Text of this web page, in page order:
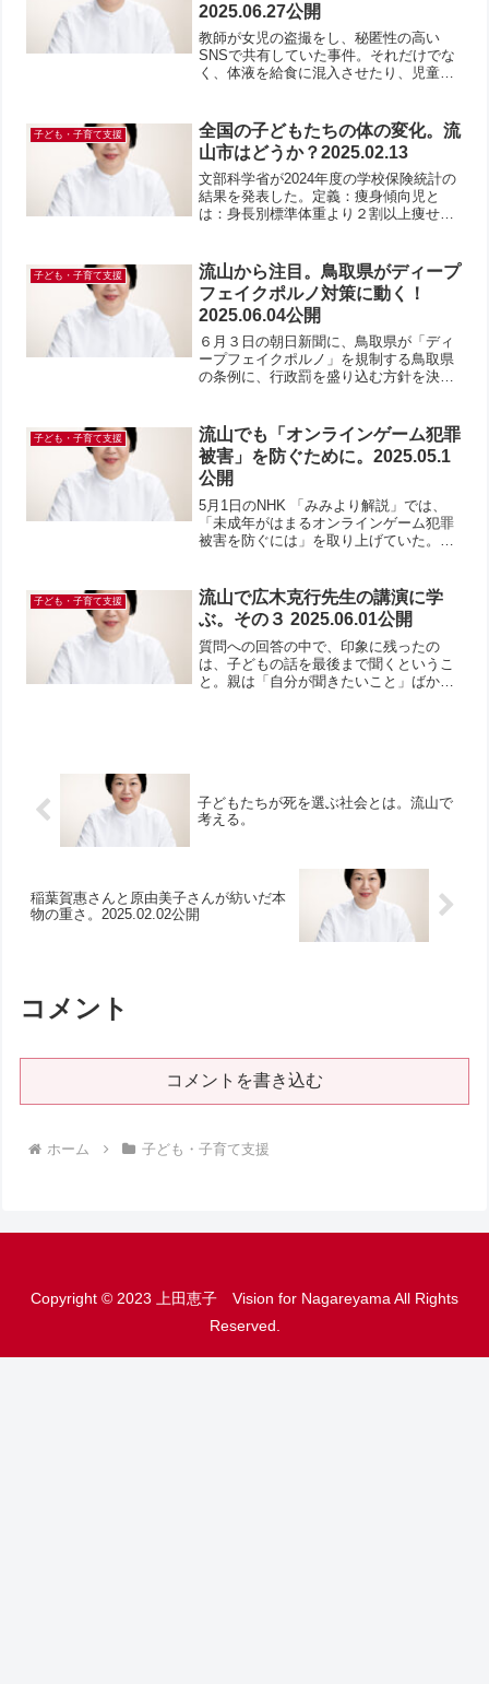
2025.06.27公開
教師が女児の盗撮をし、秘匿性の高い
SNSで共有していた事件。それだけでな
く、体液を給食に混入させたり、児童の
まったことでもないように思うが、子ど
もを守るべき存在である先...
子ども・子育て支援
全国の子どもたちの体の変化。流
山市はどうか？2025.02.13
文部科学省が2024年度の学校保険統計の
結果を発表した。定義：痩身傾向児と
は：身長別標準体重より２割以上痩せて
す。集計方法が違う新型コロナ期20年
度〜23年度を除くと、...
子ども・子育て支援
流山から注目。鳥取県がディープ
フェイクポルノ対策に動く！
2025.06.04公開
６月３日の朝日新聞に、鳥取県が「ディ
ープフェイクポルノ」を規制する鳥取県
の条例に、行政罰を盛り込む方針を決め
成AIを悪用して、実在する子どものわい
せつな画像や動画をつくるこ...
子ども・子育て支援
流山でも「オンラインゲーム犯罪
被害」を防ぐために。2025.05.1
公開
5月1日のNHK 「みみより解説」では、
「未成年がはまるオンラインゲーム犯罪
被害を防ぐには」を取り上げていた。オ
て楽しむゲームのこと。ボイスチャット
機能でその場にいない...
子ども・子育て支援
流山で広木克行先生の講演に学
ぶ。その３ 2025.06.01公開
質問への回答の中で、印象に残ったの
は、子どもの話を最後まで聞くというこ
と。親は「自分が聞きたいこと」ばかり
子どもたちが死を選ぶ社会とは。流山で
考える。
稲葉賀惠さんと原由美子さんが紡いだ本
物の重さ。2025.02.02公開
コメント
コメントを書き込む
ホーム 子ども・子育て支援
Copyright © 2023 上田恵子 Vision for Nagareyama All Rights
Reserved.